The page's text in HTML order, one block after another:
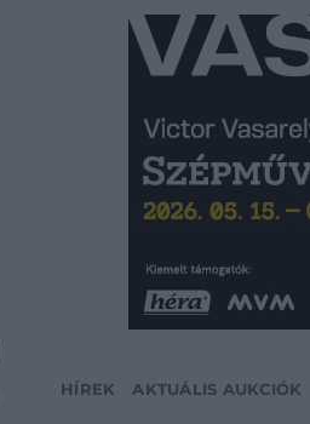
HÍREK AKTUÁLIS AUKCIÓK